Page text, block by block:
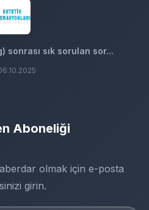
sonrası sık sorulan sor...
Aboneliği
olmak için e-posta
girin.